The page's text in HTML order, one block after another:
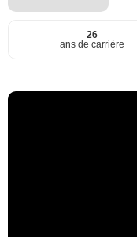
26
ans de carrière